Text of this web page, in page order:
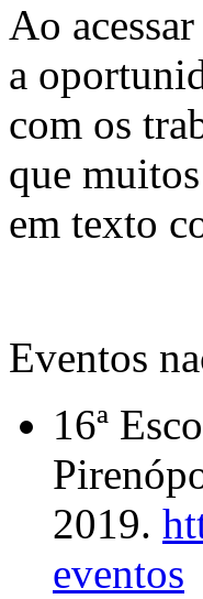
Ao
a
com os
que
em texto
Eventos
16ª
2019.
eventos